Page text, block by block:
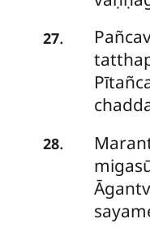
27.
28.